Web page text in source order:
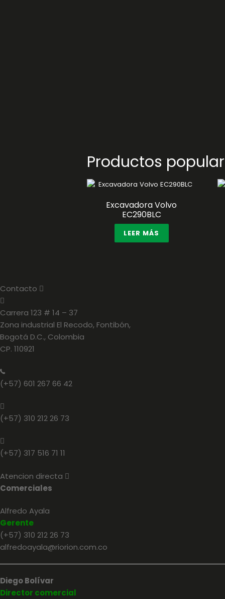
Productos
Excavadora Volvo
EC290BLC
LEER MÁS
Contacto
a
d
Carrera 123 # 14 – 37
Zona industrial El Recodo, Fontibón,
Bogotá D.C., Colombia
CP. 110921
(+57) 601 267 66 42
(+57) 310 212 26 73
(+57) 317 516 71 11
Atencion directa
Comerciales
Alfredo Ayala
Gerente
(+57) 310 212 26 73
alfredoayala@riorion.com.co
Diego Bolívar
Director comercial